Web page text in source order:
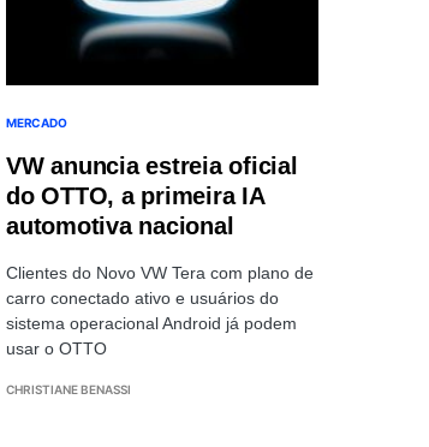
MERCADO
VW anuncia estreia oficial
do OTTO, a primeira IA
automotiva nacional
Clientes do Novo VW Tera com plano de
carro conectado ativo e usuários do
sistema operacional Android já podem
usar o OTTO
CHRISTIANE BENASSI